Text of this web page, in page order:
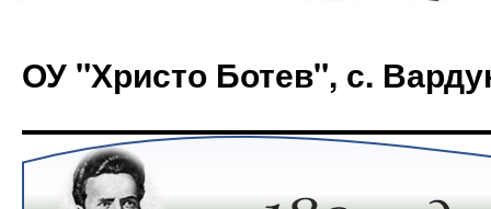
ОУ "Христо Ботев", с.